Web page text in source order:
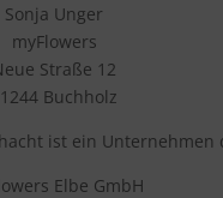
Sonja Unger
myFlowers
Straße 12
Buchholz
ist ein Unternehmen
Elbe GmbH